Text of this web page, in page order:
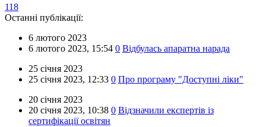
118
Останні публікації:
6 лютого 2023
6 лютого 2023, 15:54 0 Відбулась апаратна нарада
25 січня 2023
25 січня 2023, 12:33 0 Про програму "Доступні ліки"
20 січня 2023
20 січня 2023, 10:38 0 Відзначили експертів із
сертифікації освітян